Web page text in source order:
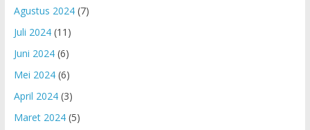
Agustus 2024(7)
Juli 2024(11)
Juni 2024(6)
Mei 2024(6)
April 2024(3)
Maret 2024(5)